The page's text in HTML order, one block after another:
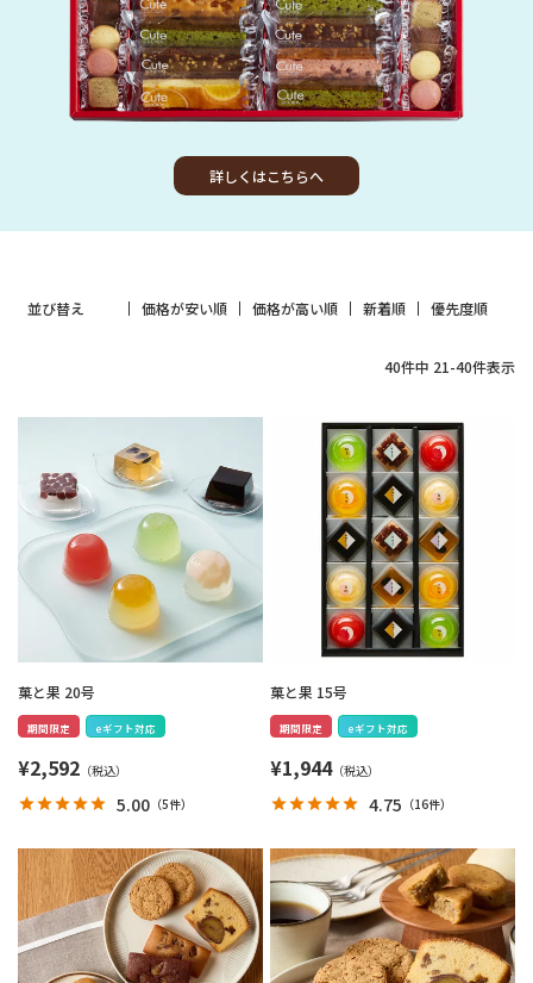
詳しくはこちらへ
並び替え 価格が安い順 価格が高い順 新着順 優先度順
40件中 21-40件表示
菓と果 20号
期間限定 eギフト対応
¥2,592
5.00 （5件）
菓と果 15号
期間限定 eギフト対応
¥1,944
4.75 （16件）